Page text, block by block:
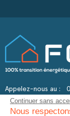
Appelez-nous au :
Continuer sans
Nous